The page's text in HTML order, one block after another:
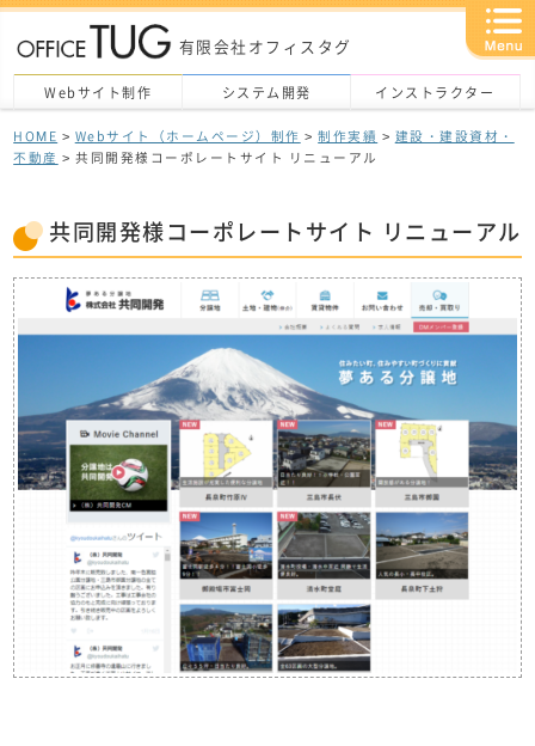
有限会社オフィスタグ
Webサイト制作 システム開発 インストラクター
HOME > Webサイト（ホームページ）制作 >制作実績 > 建設・建設資材・
不動産 > 共同開発様コーポレートサイト リニューアル
共同開発様コーポレートサイト リニューアル